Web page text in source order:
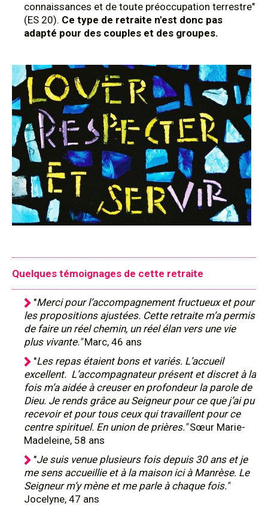
connaissances et de toute préoccupation terrestre"
(ES 20). Ce type de retraite n'est donc pas
adapté pour des couples et des groupes.
Quelques témoignages de cette retraite
"Merci pour l’accompagnement fructueux et pour
les propositions ajustées. Cette retraite m’a permis
de faire un réel chemin, un réel élan vers une vie
plus vivante."Marc, 46 ans
"Les repas étaient bons et variés. L’accueil
excellent. L’accompagnateur présent et discret à la
fois m’a aidée à creuser en profondeur la parole de
Dieu. Je rends grâce au Seigneur pour ce que j’ai pu
recevoir et pour tous ceux qui travaillent pour ce
centre spirituel. En union de prières."Sœur Marie-
Madeleine, 58 ans
"Je suis venue plusieurs fois depuis 30 ans et je
me sens accueillie et à la maison ici à Manrèse. Le
Seigneur m’y mène et me parle à chaque fois."
Jocelyne, 47 ans